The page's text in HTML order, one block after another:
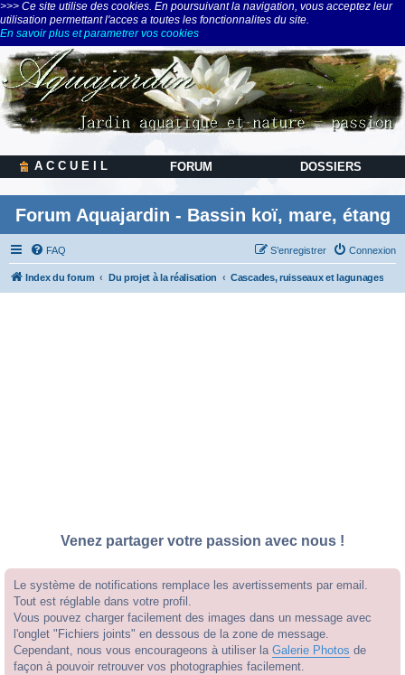
>>> Ce site utilise des cookies. En poursuivant la navigation, vous acceptez leur
utilisation permettant l'acces a toutes les fonctionnalites du site.
En savoir plus et parametrer vos cookies
A C C U E I L FORUM DOSSIERS
Forum Aquajardin - Bassin koï, mare, étang
FAQ Connexion
S’enregistrer
Index du forum Du projet à la réalisation Cascades, ruisseaux et lagunages
Venez partager votre passion avec nous !
Le système de notifications remplace les avertissements par email.
Tout est réglable dans votre profil.
Vous pouvez charger facilement des images dans un message avec
l'onglet "Fichiers joints" en dessous de la zone de message.
Cependant, nous vous encourageons à utiliser la Galerie Photos de
façon à pouvoir retrouver vos photographies facilement.